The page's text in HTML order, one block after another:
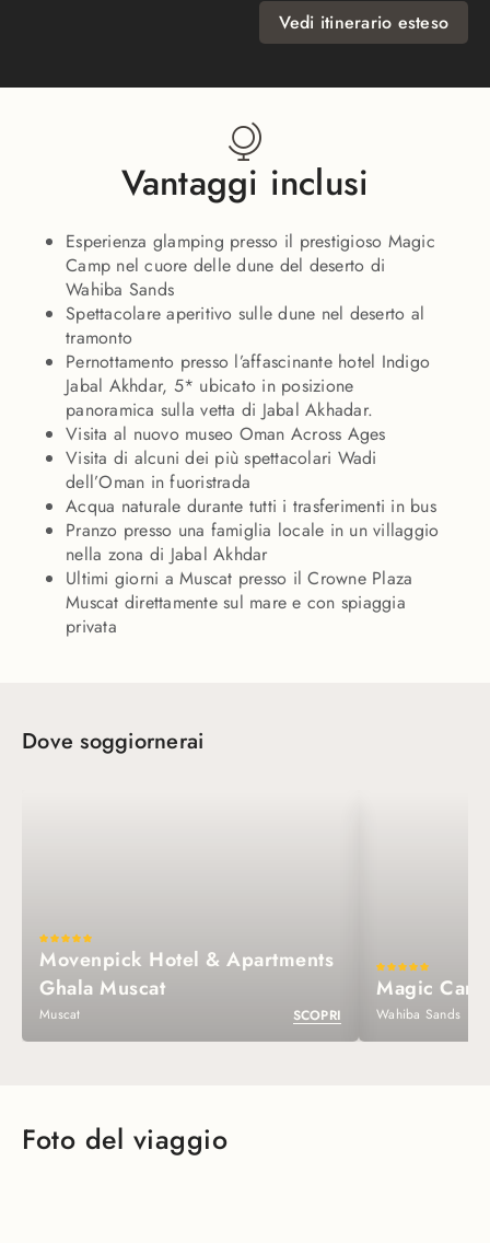
Vedi itinerario esteso
Vantaggi inclusi
Esperienza glamping presso il prestigioso Magic
Camp nel cuore delle dune del deserto di
Wahiba Sands
Spettacolare aperitivo sulle dune nel deserto al
tramonto
Pernottamento presso l’affascinante hotel Indigo
Jabal Akhdar, 5* ubicato in posizione
panoramica sulla vetta di Jabal Akhadar.
Visita al nuovo museo Oman Across Ages
Visita di alcuni dei più spettacolari Wadi
dell’Oman in fuoristrada
Acqua naturale durante tutti i trasferimenti in bus
Pranzo presso una famiglia locale in un villaggio
nella zona di Jabal Akhdar
Ultimi giorni a Muscat presso il Crowne Plaza
Muscat direttamente sul mare e con spiaggia
privata
Dove soggiornerai
Movenpick Hotel & Apartments
Ghala Muscat
Muscat SCOPRI
Magic
Wahiba Sands
Foto del viaggio